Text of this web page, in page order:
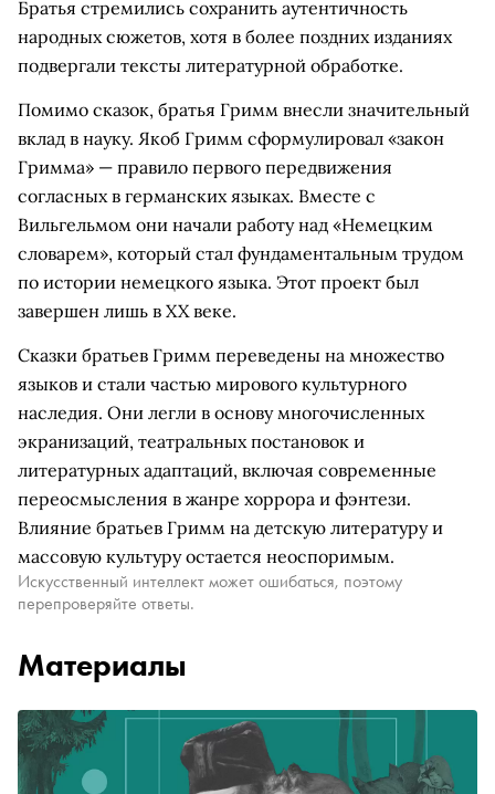
Братья стремились сохранить аутентичность
народных сюжетов, хотя в более поздних изданиях
подвергали тексты литературной обработке.
Помимо сказок, братья Гримм внесли значительный
вклад в науку. Якоб Гримм сформулировал «закон
Гримма» — правило первого передвижения
согласных в германских языках. Вместе с
Вильгельмом они начали работу над «Немецким
словарем», который стал фундаментальным трудом
по истории немецкого языка. Этот проект был
завершен лишь в XX веке.
Сказки братьев Гримм переведены на множество
языков и стали частью мирового культурного
наследия. Они легли в основу многочисленных
экранизаций, театральных постановок и
литературных адаптаций, включая современные
переосмысления в жанре хоррора и фэнтези.
Влияние братьев Гримм на детскую литературу и
массовую культуру остается неоспоримым.
Искусственный интеллект может ошибаться, поэтому
перепроверяйте ответы.
Материалы